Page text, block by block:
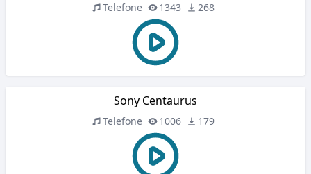
Telefone 1343 268
Sony Centaurus
Telefone 1006 179